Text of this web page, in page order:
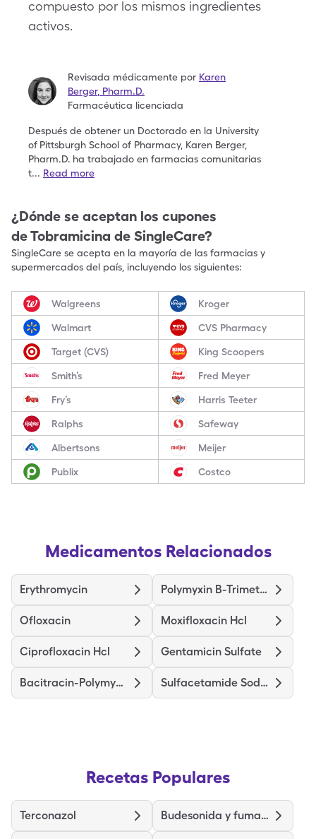
compuesto por los mismos ingredientes
activos.
Revisada médicamente por Karen
Berger, Pharm.D.
Farmacéutica licenciada
Después de obtener un Doctorado en la University
of Pittsburgh School of Pharmacy, Karen Berger,
Pharm.D. ha trabajado en farmacias comunitarias
t... Read more
¿Dónde se aceptan los cupones
deTobramicina de SingleCare?
SingleCare se acepta en la mayoría de las farmacias y
supermercados del país, incluyendo los siguientes:
Walgreens Kroger
Walmart CVS Pharmacy
Target (CVS) King Scoopers
Smith’s Fred Meyer
Fry’s Harris Teeter
Ralphs Safeway
Albertsons Meijer
Publix Costco
Medicamentos Relacionados
Erythromycin Polymyxin B-Trimethoprim
Ofloxacin Moxifloxacin Hcl
Ciprofloxacin Hcl Gentamicin Sulfate
Bacitracin-Polymyxin B Sulfacetamide Sodium
Recetas Populares
Terconazol Budesonida y fumarato de formoterol